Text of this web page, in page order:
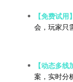
【免费试用】
会，玩家只
【动态多线
案，实时分